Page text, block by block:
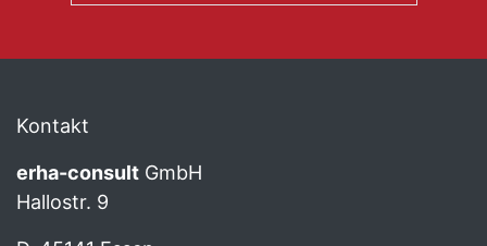
Kontakt
erha-consult GmbH
Hallostr. 9